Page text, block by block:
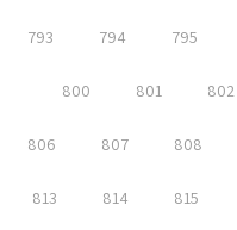
793 794 795
800 801 802
806 807 808
813 814 815